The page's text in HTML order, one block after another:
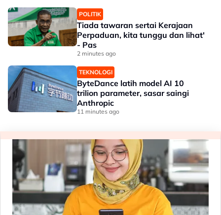
POLITIK
Tiada tawaran sertai Kerajaan
Perpaduan, kita tunggu dan lihat'
- Pas
2 minutes ago
TEKNOLOGI
ByteDance latih model AI 10
trilion parameter, sasar saingi
Anthropic
11 minutes ago